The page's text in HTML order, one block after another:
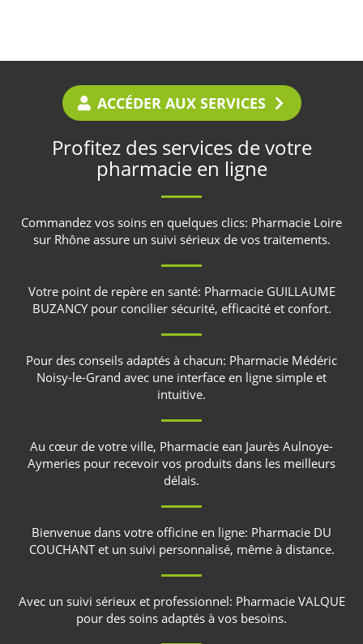
ACCÉDER AUX SERVICES
Profitez des services de votre
pharmacie en ligne
Commandez vos soins en quelques clics: Pharmacie Loire
sur Rhôneassure un suivi sérieux de vos traitements.
Votre point de repère en santé: Pharmacie GUILLAUME
BUZANCYpour concilier sécurité, efficacité et confort.
Pour des conseils adaptés à chacun: Pharmacie Médéric
Noisy-le-Grand avec une interface en ligne simple et
intuitive.
Au cœur de votre ville, Pharmacie ean Jaurès Aulnoye-
Aymeries pour recevoir vos produits dans les meilleurs
délais.
Bienvenue dans votre officine en ligne: Pharmacie DU
COUCHANTet un suivi personnalisé, même à distance.
Avec un suivi sérieux et professionnel: Pharmacie VALQUE
pour des soins adaptés à vos besoins.